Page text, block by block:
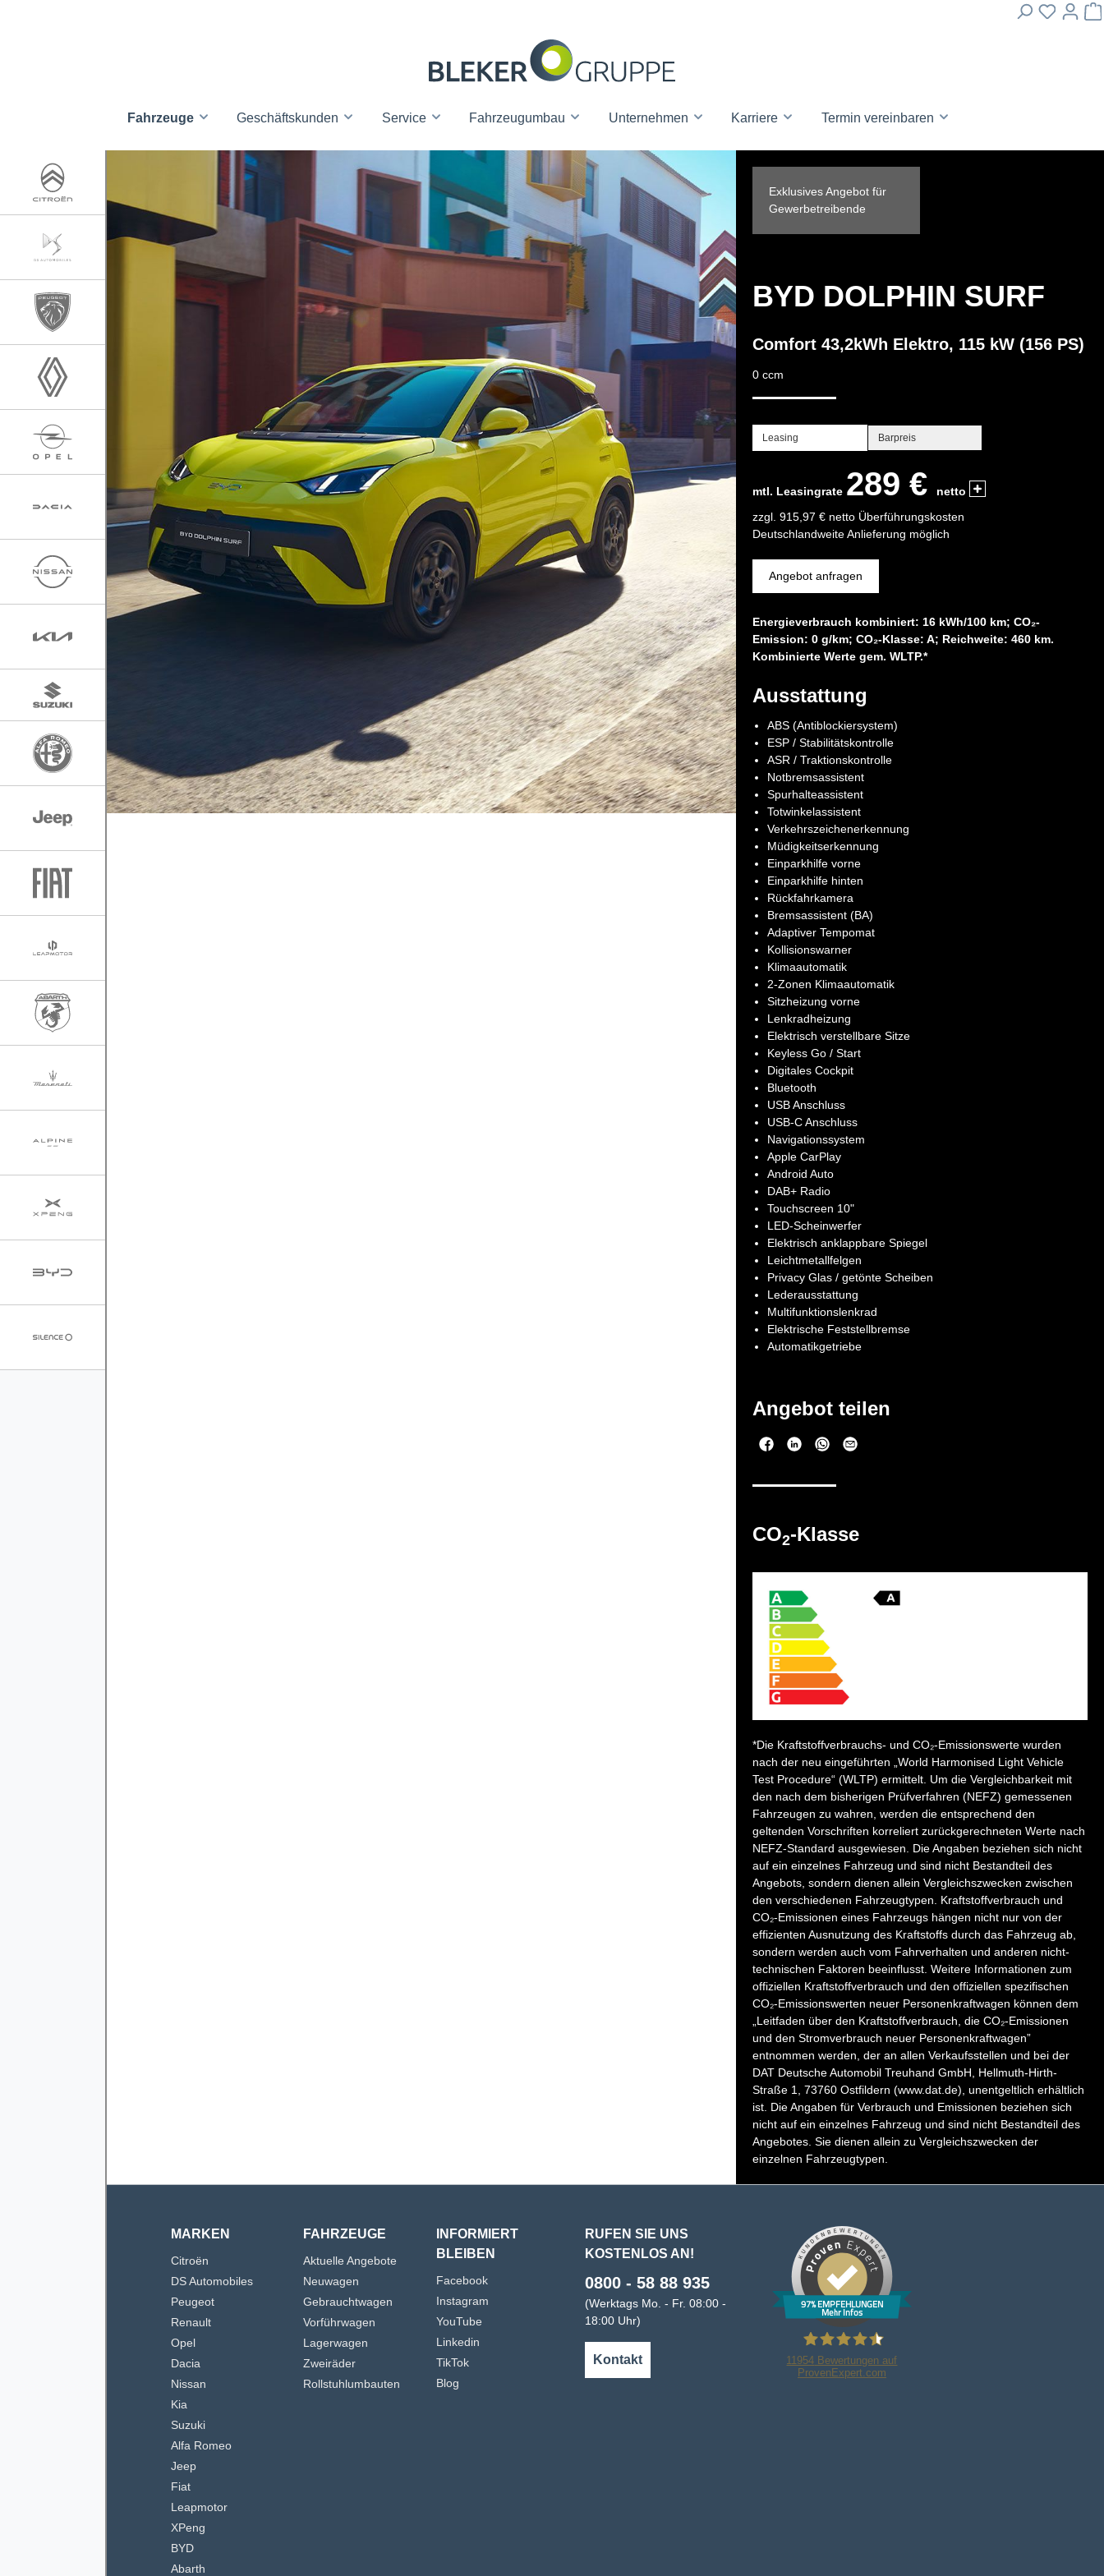
Fahrzeuge Geschäftskunden Service Fahrzeugumbau Unternehmen Karriere Termin vereinbaren
Exklusives Angebot für
Gewerbetreibende
BYD DOLPHIN SURF
Comfort 43,2kWh Elektro, 115 kW (156 PS)
0 ccm
Leasing Barpreis
mtl. Leasingrate 289 €
netto
zzgl. 915,97 € netto Überführungskosten
Deutschlandweite Anlieferung möglich
Angebot anfragen
Energieverbrauch kombiniert: 16 kWh/100 km; CO₂-
Emission: 0 g/km; CO₂-Klasse: A; Reichweite: 460 km.
Kombinierte Werte gem. WLTP.*
Ausstattung
ABS (Antiblockiersystem)
ESP / Stabilitätskontrolle
ASR / Traktionskontrolle
Notbremsassistent
Spurhalteassistent
Totwinkelassistent
Verkehrszeichenerkennung
Müdigkeitserkennung
Einparkhilfe vorne
Einparkhilfe hinten
Rückfahrkamera
Bremsassistent (BA)
Adaptiver Tempomat
Kollisionswarner
Klimaautomatik
2-Zonen Klimaautomatik
Sitzheizung vorne
Lenkradheizung
Elektrisch verstellbare Sitze
Keyless Go / Start
Digitales Cockpit
Bluetooth
USB Anschluss
USB-C Anschluss
Navigationssystem
Apple CarPlay
Android Auto
DAB+ Radio
Touchscreen 10"
LED-Scheinwerfer
Elektrisch anklappbare Spiegel
Leichtmetallfelgen
Privacy Glas / getönte Scheiben
Lederausstattung
Multifunktionslenkrad
Elektrische Feststellbremse
Automatikgetriebe
Angebot teilen
CO2-Klasse
*Die Kraftstoffverbrauchs- und CO₂-Emissionswerte wurden
nach der neu eingeführten „World Harmonised Light Vehicle
Test Procedure“ (WLTP) ermittelt. Um die Vergleichbarkeit mit
den nach dem bisherigen Prüfverfahren (NEFZ) gemessenen
Fahrzeugen zu wahren, werden die entsprechend den
geltenden Vorschriften korreliert zurückgerechneten Werte nach
NEFZ-Standard ausgewiesen. Die Angaben beziehen sich nicht
auf ein einzelnes Fahrzeug und sind nicht Bestandteil des
Angebots, sondern dienen allein Vergleichszwecken zwischen
den verschiedenen Fahrzeugtypen. Kraftstoffverbrauch und
CO₂-Emissionen eines Fahrzeugs hängen nicht nur von der
effizienten Ausnutzung des Kraftstoffs durch das Fahrzeug ab,
sondern werden auch vom Fahrverhalten und anderen nicht-
technischen Faktoren beeinflusst. Weitere Informationen zum
offiziellen Kraftstoffverbrauch und den offiziellen spezifischen
CO₂-Emissionswerten neuer Personenkraftwagen können dem
„Leitfaden über den Kraftstoffverbrauch, die CO₂-Emissionen
und den Stromverbrauch neuer Personenkraftwagen”
entnommen werden, der an allen Verkaufsstellen und bei der
DAT Deutsche Automobil Treuhand GmbH, Hellmuth-Hirth-
Straße 1, 73760 Ostfildern (www.dat.de), unentgeltlich erhältlich
ist. Die Angaben für Verbrauch und Emissionen beziehen sich
nicht auf ein einzelnes Fahrzeug und sind nicht Bestandteil des
Angebotes. Sie dienen allein zu Vergleichszwecken der
einzelnen Fahrzeugtypen.
MARKEN
Citroën
DS Automobiles
Peugeot
Renault
Opel
Dacia
Nissan
Kia
Suzuki
Alfa Romeo
Jeep
Fiat
Leapmotor
XPeng
BYD
Abarth
FAHRZEUGE
Aktuelle Angebote
Neuwagen
Gebrauchtwagen
Vorführwagen
Lagerwagen
Zweiräder
Rollstuhlumbauten
INFORMIERT
BLEIBEN
Facebook
Instagram
YouTube
Linkedin
TikTok
Blog
RUFEN SIE UNS
KOSTENLOS AN!
0800 - 58 88 935
(Werktags Mo. - Fr. 08:00 -
18:00 Uhr)
Kontakt
97% EMPFEHLUNGEN
Mehr Infos
11954 Bewertungen auf
ProvenExpert.com